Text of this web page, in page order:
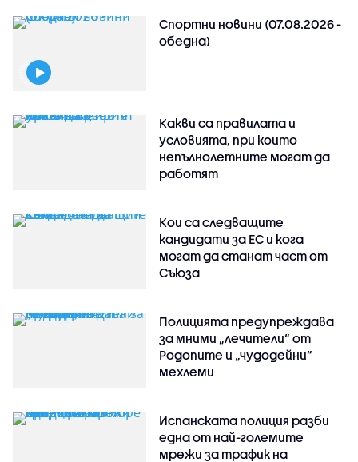
Спортни новини (07.08.2026 -
обедна)
Какви са правилата и
условията, при които
непълнолетните могат да
работят
Кои са следващите
кандидати за ЕС и кога
могат да станат част от
Съюза
Полицията предупреждава
за мними „лечители“ от
Родопите и „чудодейни“
мехлеми
Испанската полиция разби
една от най-големите
мрежи за трафик на